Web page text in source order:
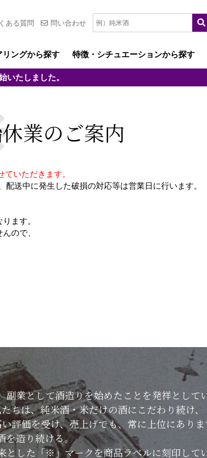
ある質問
問い合わせ
リングから探す 特徴・シチュエーションから探す
いたしました。
業のご案内
いただきます。
送中に発生した破損の対応等は営業日に行います。
ます。
ので、
業として酒造りを始めたことを発祥として
ちは、純米酒・米だけの酒にこだわり続け、
価を受け、売上げでも、常に上位にありま
を造り続ける。
した「※」マークを商品ラベルに刻印してい